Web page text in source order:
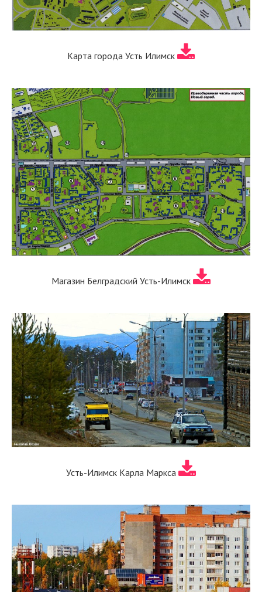
Карта города Усть Илимск
Магазин Белградский Усть-Илимск
Усть-Илимск Карла Маркса